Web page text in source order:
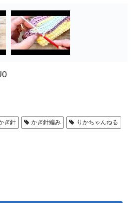
ぎ針 かぎ針編み りかちゃんねる